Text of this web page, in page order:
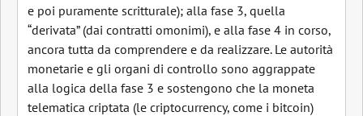
e poi puramente scritturale); alla fase 3, quella
“derivata” (dai contratti omonimi), e alla fase 4 in corso,
ancora tutta da comprendere e da realizzare. Le autorità
monetarie e gli organi di controllo sono aggrappate
alla logica della fase 3 e sostengono che la moneta
telematica criptata (le criptocurrency, come i bitcoin)